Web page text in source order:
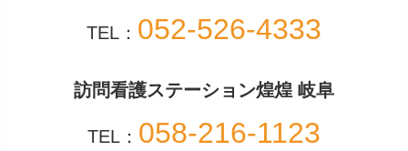
TEL： 052-526-4333
訪問看護ステーション煌煌 岐阜
TEL： 058-216-1123